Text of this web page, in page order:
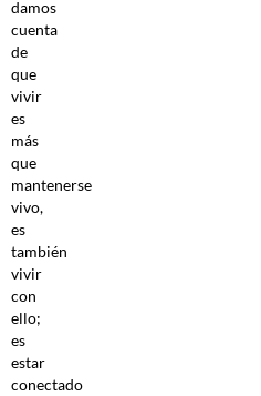
damos
cuenta
de
que
vivir
es
más
que
mantenerse
vivo,
es
también
vivir
con
ello;
es
estar
conectado